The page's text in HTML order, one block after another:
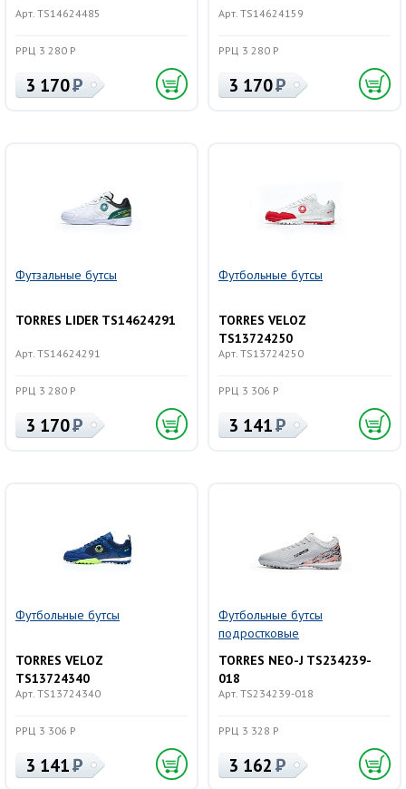
Арт. TS14624485
РРЦ 3 280 Р
3 170
Арт. TS14624159
РРЦ 3 280 Р
3 170
Футзальные бутсы
TORRES LIDER TS14624291
Арт. TS14624291
РРЦ 3 280 Р
3 170
Футбольные бутсы
TORRES VELOZ
TS13724250
Арт. TS13724250
РРЦ 3 306 Р
3 141
Футбольные бутсы
TORRES VELOZ
TS13724340
Арт. TS13724340
РРЦ 3 306 Р
3 141
Футбольные бутсы
подростковые
TORRES NEO-J TS234239-
018
Арт. TS234239-018
РРЦ 3 328 Р
3 162